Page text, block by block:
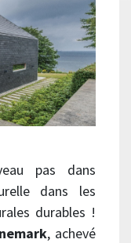
pas dans
dans les
durables !
, achevé